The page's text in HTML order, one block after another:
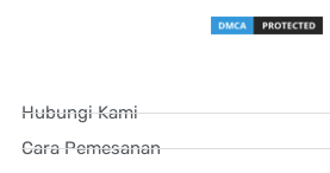
Hubungi Kami
Cara Pemesanan